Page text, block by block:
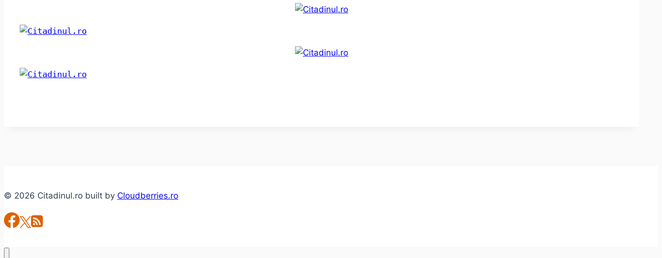
© 2026 Citadinul.ro built by Cloudberries.ro